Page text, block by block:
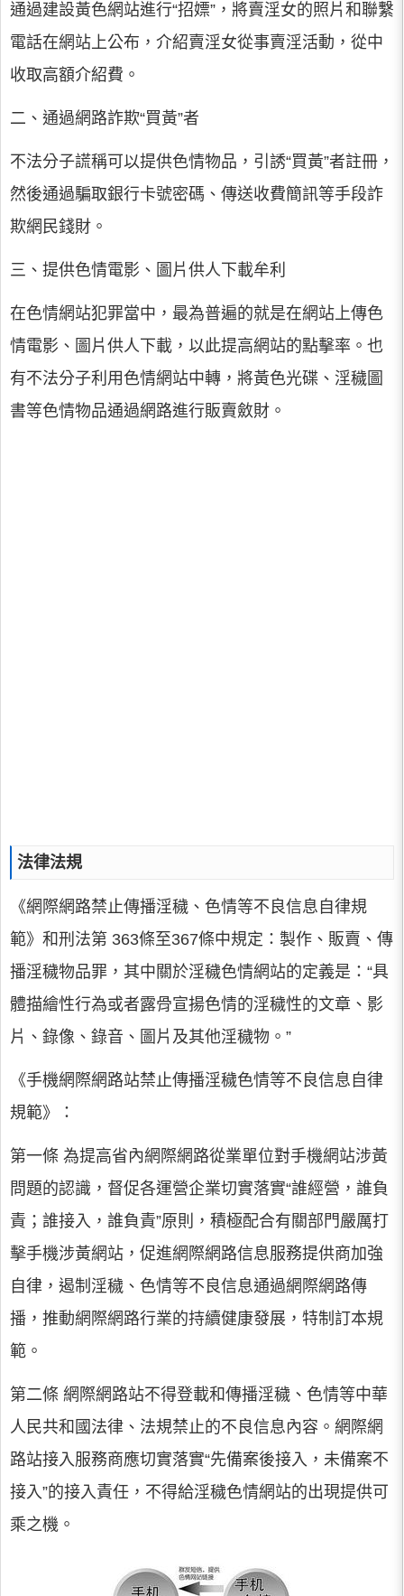
通過建設黃色網站進行“招嫖”，將賣淫女的照片和聯繫
電話在網站上公布，介紹賣淫女從事賣淫活動，從中
收取高額介紹費。
二、通過網路詐欺“買黃”者
不法分子謊稱可以提供色情物品，引誘“買黃”者註冊，
然後通過騙取銀行卡號密碼、傳送收費簡訊等手段詐
欺網民錢財。
三、提供色情電影、圖片供人下載牟利
在色情網站犯罪當中，最為普遍的就是在網站上傳色
情電影、圖片供人下載，以此提高網站的點擊率。也
有不法分子利用色情網站中轉，將黃色光碟、淫穢圖
書等色情物品通過網路進行販賣斂財。
法律法規
《網際網路禁止傳播淫穢、色情等不良信息自律規
範》和刑法第 363條至367條中規定：製作、販賣、傳
播淫穢物品罪，其中關於淫穢色情網站的定義是：“具
體描繪性行為或者露骨宣揚色情的淫穢性的文章、影
片、錄像、錄音、圖片及其他淫穢物。”
《手機網際網路站禁止傳播淫穢色情等不良信息自律
規範》：
第一條 為提高省內網際網路從業單位對手機網站涉黃
問題的認識，督促各運營企業切實落實“誰經營，誰負
責；誰接入，誰負責”原則，積極配合有關部門嚴厲打
擊手機涉黃網站，促進網際網路信息服務提供商加強
自律，遏制淫穢、色情等不良信息通過網際網路傳
播，推動網際網路行業的持續健康發展，特制訂本規
範。
第二條 網際網路站不得登載和傳播淫穢、色情等中華
人民共和國法律、法規禁止的不良信息內容。網際網
路站接入服務商應切實落實“先備案後接入，未備案不
接入”的接入責任，不得給淫穢色情網站的出現提供可
乘之機。